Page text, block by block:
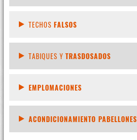
TECHOS FALSOS
TABIQUES Y TRASDOSADOS
EMPLOMACIONES
ACONDICIONAMIENTO PABELLONES